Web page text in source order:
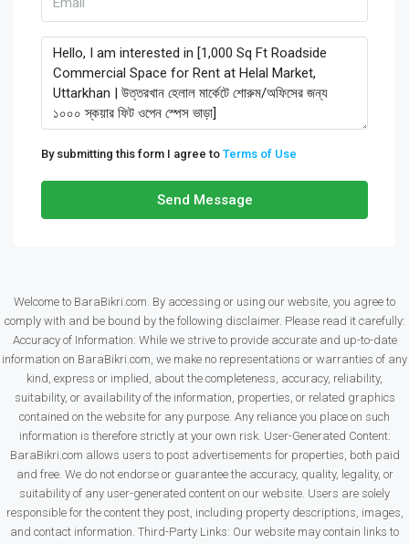
By submitting this form I agree to Terms of Use
Send Message
Welcome to BaraBikri.com. By accessing or using our website, you agree to
comply with and be bound by the following disclaimer. Please read it carefully:
Accuracy of Information: While we strive to provide accurate and up-to-date
information on BaraBikri.com, we make no representations or warranties of any
kind, express or implied, about the completeness, accuracy, reliability,
suitability, or availability of the information, properties, or related graphics
contained on the website for any purpose. Any reliance you place on such
information is therefore strictly at your own risk. User-Generated Content:
BaraBikri.com allows users to post advertisements for properties, both paid
and free. We do not endorse or guarantee the accuracy, quality, legality, or
suitability of any user-generated content on our website. Users are solely
responsible for the content they post, including property descriptions, images,
and contact information. Third-Party Links: Our website may contain links to